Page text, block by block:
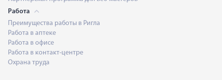
Работа
Преимущества работы в Ригла
Работа в аптеке
Работа в офисе
Работа в контакт-центре
Охрана труда